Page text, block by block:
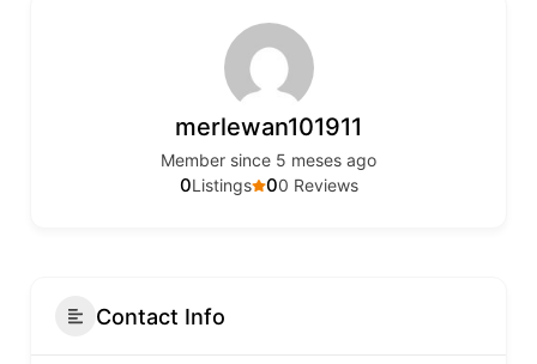
merlewan101911
Member since 5 meses ago
00 Reviews
0Listings
Contact Info